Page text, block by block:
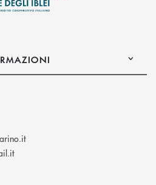
(si apre l’app di posta
(si apre l’app di posta elettronica)